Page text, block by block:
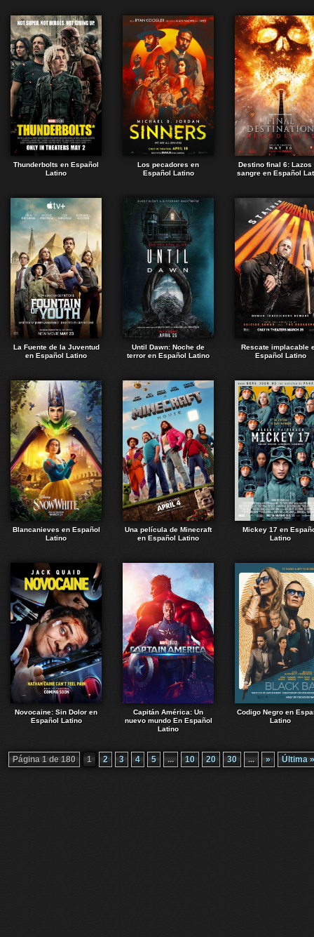
Thunderbolts en Español
Latino
Los pecadores en
Español Latino
Destino final 6: Lazos
sangre en Español
La Fuente de la Juventud
en Español Latino
Until Dawn: Noche de
terror en Español Latino
Rescate implacable
Español Latino
Blancanieves en Español
Latino
Una película de Minecraft
en Español Latino
Mickey 17 en
Latino
Novocaine: Sin Dolor en
Español Latino
Capitán América: Un
nuevo mundo En Español
Latino
Codigo Negro en
Latino
Página 1 de 180 1 2 3 4 5 ... 10 20 30 ... » Última »